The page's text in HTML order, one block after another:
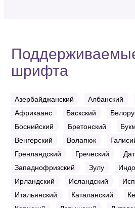
шрифта
Азербайджанский Албанский
Африкаанс
Баскский
Боснийский
Бретонский
Венгерский
Волапюк
Гренландский
Греческий
Западнофризский
Зулу
Ирландский
Исландский
Итальянский
Каталанский